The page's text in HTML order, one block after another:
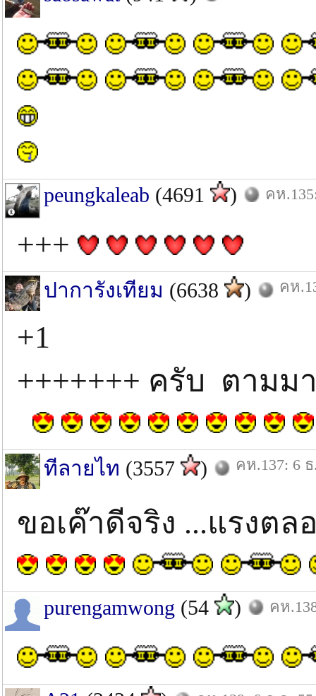
peungkaleab (4691 ) คห
+++
ปาการังเทียม (6638 ) คห
+1
+++++++ ครับ ตามม
ทีลายไท (3557 ) คห.137: 6
ขอเค๊าดีจริง ...แรงต
purengamwong (54 ) คห